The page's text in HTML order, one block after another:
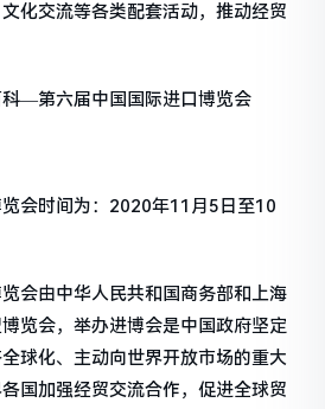
化交流等各类配套活动，推动经贸
—第六届中国国际进口博览会
会时间为：2020年11月5日至10
会由中华人民共和国商务部和上海
览会，举办进博会是中国政府坚定
球化、主动向世界开放市场的重大
国加强经贸交流合作，促进全球贸